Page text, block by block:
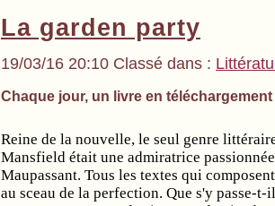
La garden party
19/03/16 20:10 Classé dans :
Chaque jour, un livre en téléchargement
Reine de la nouvelle, le seul genre
Mansfield était une admiratrice
Maupassant. Tous les textes qui
au sceau de la perfection. Que s'y passe-t-